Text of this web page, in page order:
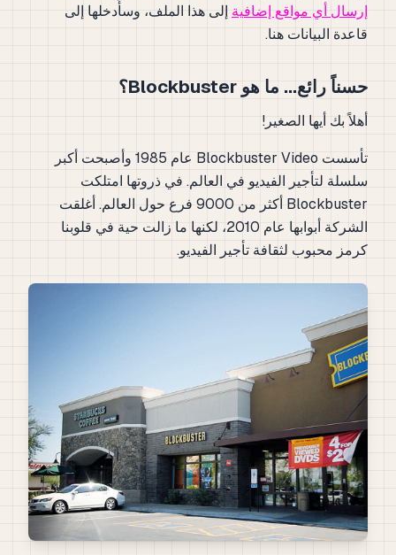
إرسال أي مواقع إضافية إلى هذا الملف، وسأُدخلها إلى
قاعدة البيانات هنا.
حسناً رائع... ما هو Blockbuster؟
أهلاً بك أيها الصغير!
تأسست Blockbuster Video عام 1985 وأصبحت أكبر
سلسلة لتأجير الفيديو في العالم. في ذروتها امتلكت
Blockbuster أكثر من 9000 فرع حول العالم. أغلقت
الشركة أبوابها عام 2010، لكنها ما زالت حية في قلوبنا
كرمز محبوب لثقافة تأجير الفيديو.